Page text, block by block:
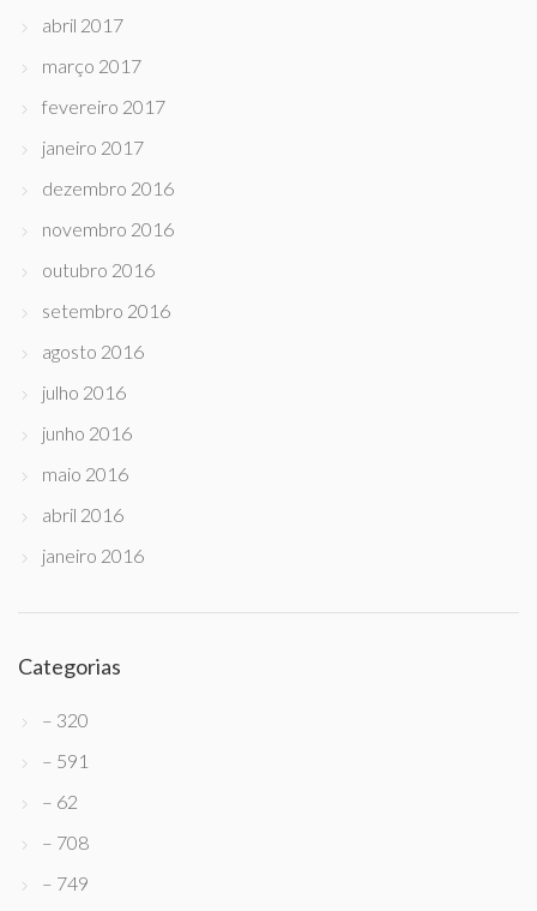
abril 2017
março 2017
fevereiro 2017
janeiro 2017
dezembro 2016
novembro 2016
outubro 2016
setembro 2016
agosto 2016
julho 2016
junho 2016
maio 2016
abril 2016
janeiro 2016
Categorias
– 320
– 591
– 62
– 708
– 749